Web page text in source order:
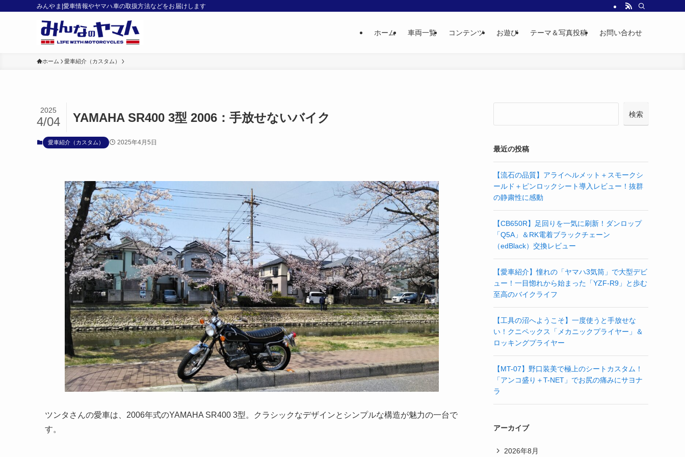
みんやま|愛車情報やヤマハ車の取扱方法などをお届けします
ホーム 車両一覧 コンテンツ お遊び テーマ＆写真投稿 お問い合わせ
ホーム 愛車紹介（カスタム）
YAMAHA SR400 3型 2006：手放せないバイク
2025
4/04
愛車紹介（カスタム） 2025年4月5日
ツンタさんの愛車は、2006年式のYAMAHA SR400 3型。クラシックなデザインとシンプルな構造が魅力の一台で
す。
検索
最近の投稿
【流石の品質】アライヘルメット＋スモークシ
ールド＋ピンロックシート導入レビュー！抜群
の静粛性に感動
【CB650R】足回りを一気に刷新！ダンロップ
「Q5A」＆RK電着ブラックチェーン
（edBlack）交換レビュー
【愛車紹介】憧れの「ヤマハ3気筒」で大型デビ
ュー！一目惚れから始まった「YZF-R9」と歩む
至高のバイクライフ
【工具の沼へようこそ】一度使うと手放せな
い！クニペックス「メカニックプライヤー」＆
ロッキングプライヤー
【MT-07】野口装美で極上のシートカスタム！
「アンコ盛り＋T-NET」でお尻の痛みにサヨナ
ラ
アーカイブ
2026年8月